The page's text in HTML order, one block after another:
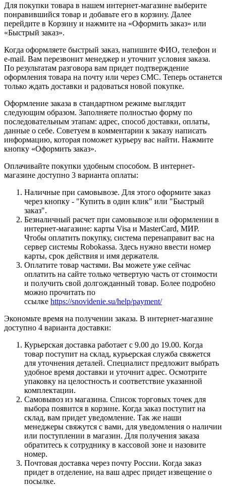
Для покупки товара в нашем интернет-магазине выберите
понравившийся товар и добавьте его в корзину. Далее
перейдите в Корзину и нажмите на «Оформить заказ» или
«Быстрый заказ».
Когда оформляете быстрый заказ, напишите ФИО, телефон и
e-mail. Вам перезвонит менеджер и уточнит условия заказа.
По результатам разговора вам придет подтверждение
оформления товара на почту или через СМС. Теперь останется
только ждать доставки и радоваться новой покупке.
Оформление заказа в стандартном режиме выглядит
следующим образом. Заполняете полностью форму по
последовательным этапам: адрес, способ доставки, оплаты,
данные о себе. Советуем в комментарии к заказу написать
информацию, которая поможет курьеру вас найти. Нажмите
кнопку «Оформить заказ».
Оплачивайте покупки удобным способом. В интернет-
магазине доступно 3 варианта оплаты:
Наличные при самовывозе. Для этого оформите заказ
через кнопку - "Купить в один клик" или "Быстрый
заказ".
Безналичный расчет при самовывозе или оформлении в
интернет-магазине: карты Visa и MasterCard, МИР.
Чтобы оплатить покупку, система перенаправит вас на
сервер системы Robokassa. Здесь нужно ввести номер
карты, срок действия и имя держателя.
Оплатите товар частями. Вы можете уже сейчас
оплатить на сайте только четвертую часть от стоимости
и получить свой долгожданный товар. Более подробно
можно прочитать по
ссылке https://snovidenie.su/help/payment/
Экономьте время на получении заказа. В интернет-магазине
доступно 4 варианта доставки:
Курьерская доставка работает с 9.00 до 19.00. Когда
товар поступит на склад, курьерская служба свяжется
для уточнения деталей. Специалист предложит выбрать
удобное время доставки и уточнит адрес. Осмотрите
упаковку на целостность и соответствие указанной
комплектации.
Самовывоз из магазина. Список торговых точек для
выбора появится в корзине. Когда заказ поступит на
склад, вам придет уведомление. Так же наши
менеджеры свяжутся с вами, для уведомления о наличии
или поступлении в магазин. Для получения заказа
обратитесь к сотруднику в кассовой зоне и назовите
номер.
Почтовая доставка через почту России. Когда заказ
придет в отделение, на ваш адрес придет извещение о
посылке.